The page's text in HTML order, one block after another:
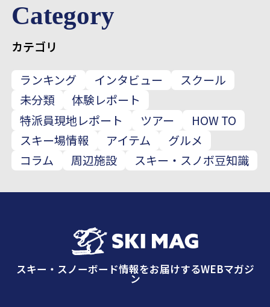
Category
カテゴリ
ランキング
インタビュー
スクール
未分類
体験レポート
特派員現地レポート
ツアー
HOW TO
スキー場情報
アイテム
グルメ
コラム
周辺施設 スキー・スノボ豆知識
スキー・スノーボード情報をお届けするWEBマガジ
ン